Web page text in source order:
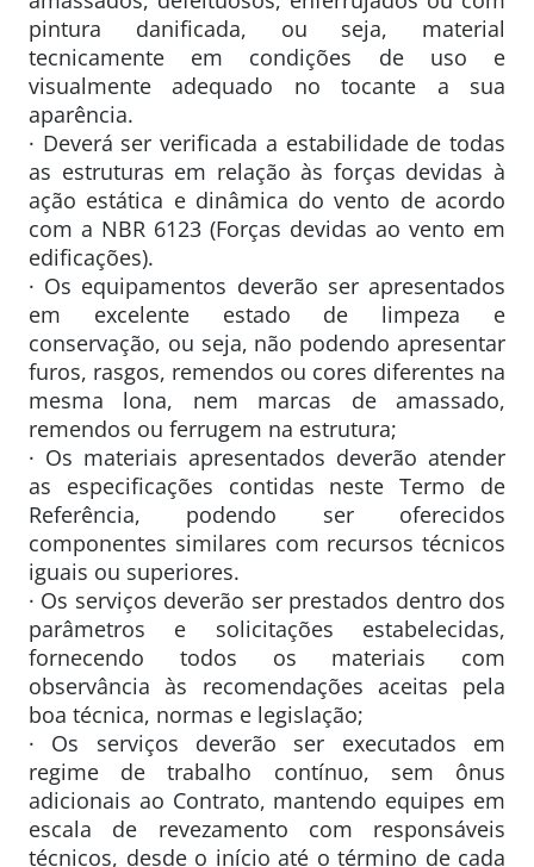
pintura danificada, ou seja, material
tecnicamente em condições de uso e
visualmente adequado no tocante a sua
aparência.
· Deverá ser verificada a estabilidade de todas
as estruturas em relação às forças devidas à
ação estática e dinâmica do vento de acordo
com a NBR 6123 (Forças devidas ao vento em
edificações).
· Os equipamentos deverão ser apresentados
em excelente estado de limpeza e
conservação, ou seja, não podendo apresentar
furos, rasgos, remendos ou cores diferentes na
mesma lona, nem marcas de amassado,
remendos ou ferrugem na estrutura;
· Os materiais apresentados deverão atender
as especificações contidas neste Termo de
Referência, podendo ser oferecidos
componentes similares com recursos técnicos
iguais ou superiores.
· Os serviços deverão ser prestados dentro dos
parâmetros e solicitações estabelecidas,
fornecendo todos os materiais com
observância às recomendações aceitas pela
boa técnica, normas e legislação;
· Os serviços deverão ser executados em
regime de trabalho contínuo, sem ônus
adicionais ao Contrato, mantendo equipes em
escala de revezamento com responsáveis
técnicos, desde o início até o término de cada